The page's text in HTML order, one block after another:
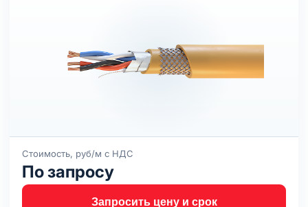
Стоимость, руб/м с НДС
По запросу
Запросить цену и срок